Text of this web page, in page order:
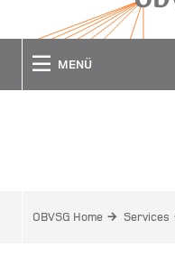
MENÜ
OBVSG Home Services